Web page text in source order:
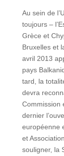
Au sein de
toujours –
Grèce et
Bruxelles et
avril 2013
pays
tard, la
devra
Commission
dernier
européenne
et
souligner, la